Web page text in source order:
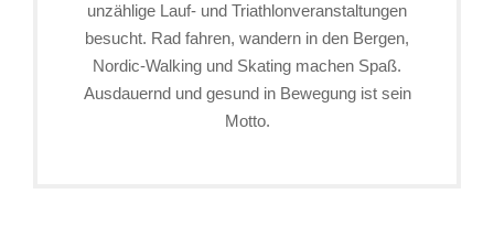
unzählige Lauf- und Triathlonveranstaltungen
besucht. Rad fahren, wandern in den Bergen,
Nordic-Walking und Skating machen Spaß.
Ausdauernd und gesund in Bewegung ist sein
Motto.